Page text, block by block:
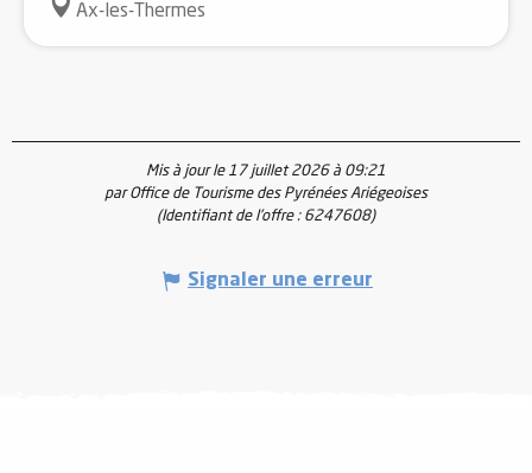
Ax-les-Thermes
Mis à jour le 17 juillet 2026 à 09:21
par Office de Tourisme des Pyrénées Ariégeoises
(Identifiant de l'offre : 6247608)
Signaler une erreur